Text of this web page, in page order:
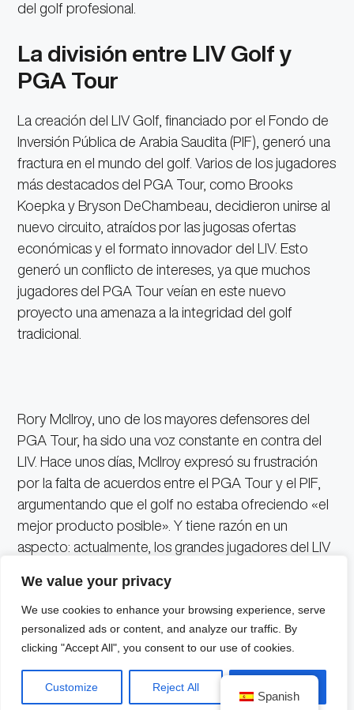
We value your privacy
We use cookies to enhance your browsing experience, serve
personalized ads or content, and analyze our traffic. By
clicking "Accept All", you consent to our use of cookies.
Customize Reject All
del golf profesional.
La división entre LIV Golf y
PGA Tour
La creación del LIV Golf, financiado por el Fondo de
Inversión Pública de Arabia Saudita (PIF), generó una
fractura en el mundo del golf. Varios de los jugadores
más destacados del PGA Tour, como Brooks
Koepka y Bryson DeChambeau, decidieron unirse al
nuevo circuito, atraídos por las jugosas ofertas
económicas y el formato innovador del LIV. Esto
generó un conflicto de intereses, ya que muchos
jugadores del PGA Tour veían en este nuevo
proyecto una amenaza a la integridad del golf
tradicional.
Rory McIlroy, uno de los mayores defensores del
PGA Tour, ha sido una voz constante en contra del
LIV. Hace unos días, McIlroy expresó su frustración
por la falta de acuerdos entre el PGA Tour y el PIF,
argumentando que el golf no estaba ofreciendo «el
mejor producto posible». Y tiene razón en un
aspecto: actualmente, los grandes jugadores del LIV
LIV no está incluido en el ranking mundial y sus
ganadores no reciben exenciones para participar en
los eventos más importantes.
Esta división no solo afecta a los jugadores, sino
también a los aficionados, quienes se pierden de ver
Spanish